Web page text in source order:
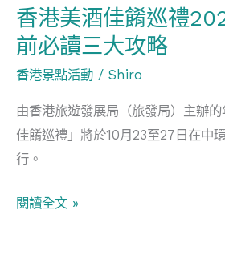
香港美酒佳餚巡禮
前必讀三大攻略
香港景點活動 / Shiro
由香港旅遊發展局（旅發局）主辦
佳餚巡禮」將於10月23至27日在中
行。
場
入
場
必
讀
三
攻
閱讀全文 »